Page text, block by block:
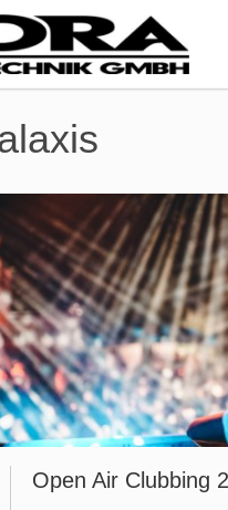
Open Air Clubbing